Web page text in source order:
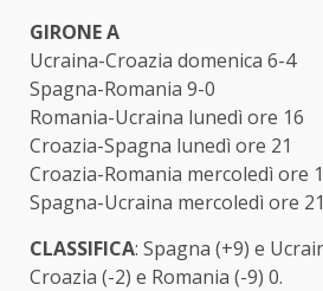
GIRONE A
Ucraina-Croazia domenica 6-4
Spagna-Romania 9-0
Romania-Ucraina lunedì ore 16
Croazia-Spagna lunedì ore 21
Croazia-Romania mercoledì ore
Spagna-Ucraina mercoledì ore 21
CLASSIFICA: Spagna (+9) e
Croazia (-2) e Romania (-9) 0.